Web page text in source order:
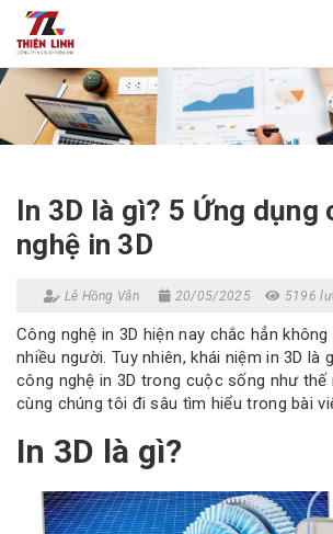
In 3D là gì? 5 Ứng dụng
nghệ in 3D
Lê Hồng Vân 20/05/2025 5196
Công nghệ in 3D hiện nay chắc hẳn
nhiều người. Tuy nhiên, khái niệm in 3D là
công nghệ in 3D trong cuộc sống như thế
cùng chúng tôi đi sâu tìm hiểu trong bài
In 3D là gì?